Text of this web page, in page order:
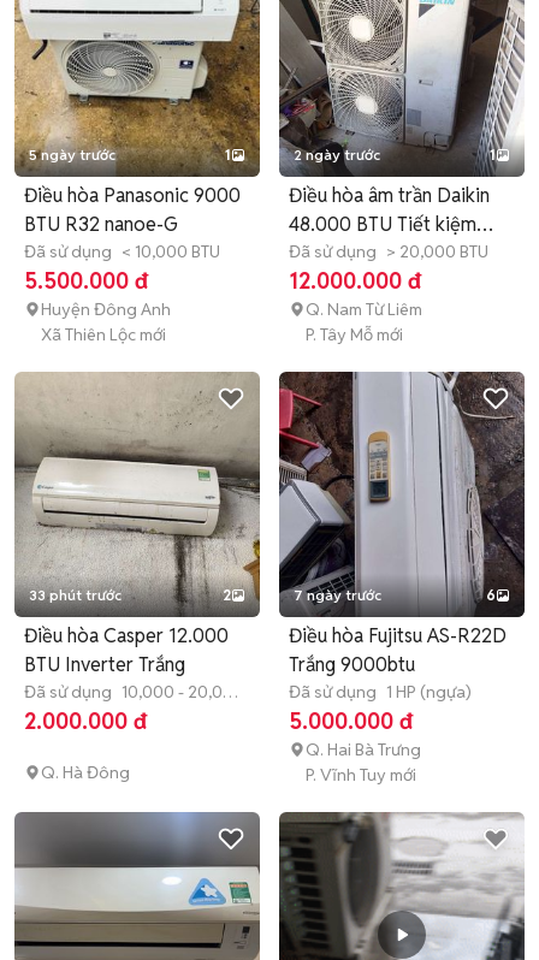
5 ngày trước 1
Điều hòa Panasonic 9000
BTU R32 nanoe-G
Đã sử dụng < 10,000 BTU
5.500.000 đ
Huyện Đông Anh
Xã Thiên Lộc mới
2 ngày trước 1
Điều hòa âm trần Daikin
48.000 BTU Tiết kiệm
điện
Đã sử dụng > 20,000 BTU
12.000.000 đ
Q. Nam Từ Liêm
P. Tây Mỗ mới
33 phút trước 2
Điều hòa Casper 12.000
BTU Inverter Trắng
Đã sử dụng 10,000 - 20,000
BTU
2.000.000 đ
Q. Hà Đông
7 ngày trước 6
Điều hòa Fujitsu AS-R22D
Trắng 9000btu
Đã sử dụng 1 HP (ngựa)
5.000.000 đ
Q. Hai Bà Trưng
P. Vĩnh Tuy mới